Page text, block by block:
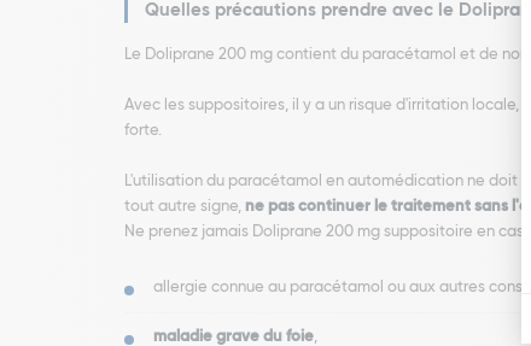
Quelles précautions prendre avec le
Le Doliprane 200 mg contient du paracétamol et de
Avec les suppositoires, il y a un risque d'irritation
forte.
L'utilisation du paracétamol en automédication ne doit
tout autre signe, ne pas continuer le traitement sans
Ne prenez jamais Doliprane 200 mg suppositoire en cas
allergie connue au paracétamol ou aux autres
maladie grave du foie,